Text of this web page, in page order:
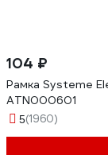
104 ₽
Рамка Systeme
ATN000601
5(1960)